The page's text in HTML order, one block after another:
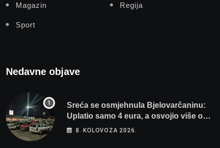
Magazin Regija
Sport
Nedavne objave
Sreća se osmjehnula Bjelovarčaninu:
Uplatio samo 4 eura, a osvojio više od
80 tisuća eura
8. KOLOVOZA 2026.